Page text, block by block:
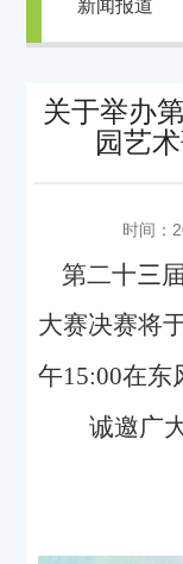
新闻报道
关于举办
园艺
时间：
第二十三
大赛决赛将
午15:00在东
诚邀广